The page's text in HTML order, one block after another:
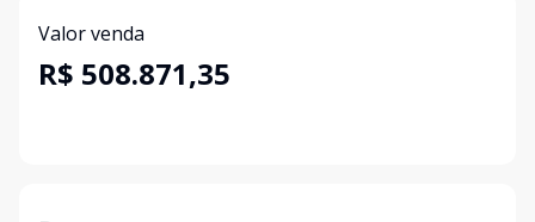
Valor venda
R$ 508.871,35